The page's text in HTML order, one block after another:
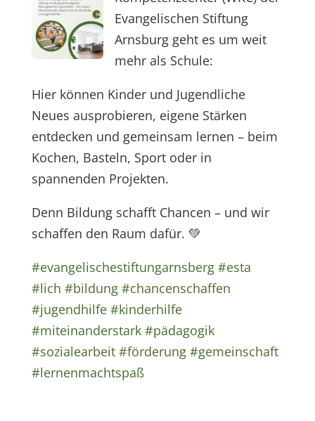
Evangelischen Stiftung
Arnsburg geht es um weit
mehr als Schule:
Hier können Kinder und Jugendliche
Neues ausprobieren, eigene Stärken
entdecken und gemeinsam lernen – beim
Kochen, Basteln, Sport oder in
spannenden Projekten.
Denn Bildung schafft Chancen – und wir
schaffen den Raum dafür. 💚
#evangelischestiftungarnsberg #esta
#lich #bildung #chancenschaffen
#jugendhilfe #kinderhilfe
#miteinanderstark #pädagogik
#sozialearbeit #förderung #gemeinschaft
#lernenmachtspaß